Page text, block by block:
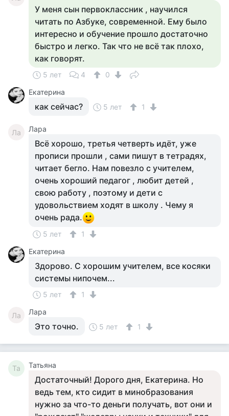
У меня сын первоклассник , научился
читать по Азбуке, современной. Ему было
интересно и обучение прошло достаточно
быстро и легко. Так что не всё так плохо,
как говорят.
5 лет 4
0
Екатерина
как сейчас? 5 лет 1
Ла Лара
Всё хорошо, третья четверть идёт, уже
прописи прошли , сами пишут в тетрадях,
читает бегло. Нам повезло с учителем,
очень хороший педагог , любит детей ,
свою работу , поэтому и дети с
удовольствием ходят в школу . Чему я
очень рада.
5 лет
1
Екатерина
Здорово. С хорошим учителем, все косяки
системы нипочем...
5 лет 1
Ла Лара
Это точно. 5 лет 1
Та Татьяна
Достаточный! Дорого дня, Екатерина. Но
ведь тем, кто сидит в минобразования
нужно за что-то деньги получать, вот они и